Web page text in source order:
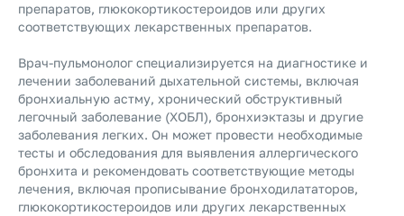
препаратов, глюкокортикостероидов или других
соответствующих лекарственных препаратов.
Врач-пульмонолог специализируется на диагностике и
лечении заболеваний дыхательной системы, включая
бронхиальную астму, хронический обструктивный
легочный заболевание (ХОБЛ), бронхиэктазы и другие
заболевания легких. Он может провести необходимые
тесты и обследования для выявления аллергического
бронхита и рекомендовать соответствующие методы
лечения, включая прописывание бронходилататоров,
глюкокортикостероидов или других лекарственных